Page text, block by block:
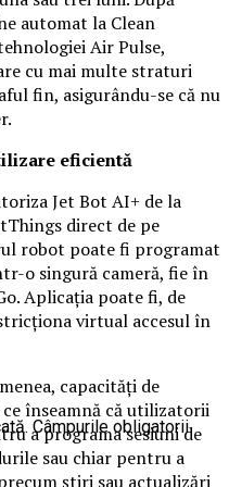
automat la Clean
Air Pulse,
cu mai multe straturi
fin, asigurându-se că nu
eficientă
Jet Bot AI+ de la
direct de pe
robot poate fi programat
o singură cameră, fie în
Aplicația poate fi, de
virtual accesul în
capacități de
ce înseamnă că utilizatorii
a programa sesiuni de
sau chiar pentru a
știri sau actualizări
Câmpurile obligatorii